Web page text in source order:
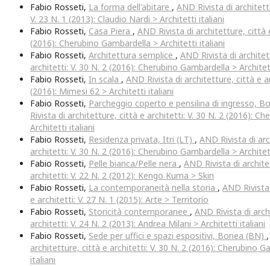
Fabio Rosseti, La forma dell'abitare , AND Rivista di
V. 23 N. 1 (2013): Claudio Nardi > Architetti italiani
Fabio Rosseti, Casa Piera , AND Rivista di architetture, città
(2016): Cherubino Gambardella > Architetti italiani
Fabio Rosseti, Architettura semplice , AND Rivista di
architetti: V. 30 N. 2 (2016): Cherubino Gambardella >
Fabio Rosseti, In scala , AND Rivista di architetture, città e
(2016): Mimesi 62 > Architetti italiani
Fabio Rosseti, Parcheggio coperto e pensilina di ingresso,
Rivista di architetture, città e architetti: V. 30 N. 2 (2016):
Architetti italiani
Fabio Rosseti, Residenza privata, Itri (LT) , AND Rivista di
architetti: V. 30 N. 2 (2016): Cherubino Gambardella >
Fabio Rosseti, Pelle bianca/Pelle nera , AND Rivista di
architetti: V. 22 N. 2 (2012): Kengo Kuma > Skin
Fabio Rosseti, La contemporaneità nella storia , AND
e architetti: V. 27 N. 1 (2015): Arte > Territorio
Fabio Rosseti, Storicità contemporanee , AND Rivista di
architetti: V. 24 N. 2 (2013): Andrea Milani > Architetti italiani
Fabio Rosseti, Sede per uffici e spazi espositivi, Bonea (BN)
architetture, città e architetti: V. 30 N. 2 (2016): Cherubino
italiani